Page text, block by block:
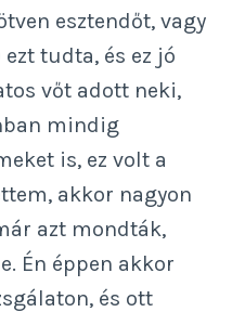
esztendőt, vagy
tudta, és ez jó
vőt adott neki,
mindig
is, ez volt a
akkor nagyon
azt mondták,
Én éppen akkor
és ott